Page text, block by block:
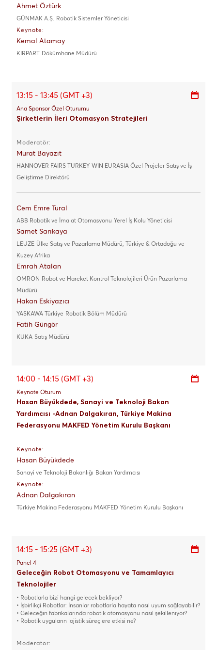
Ahmet Öztürk
GÜNMAK A.Ş. Robotik Sistemler Yöneticisi
Keynote:
Kemal Atamay
KIRPART Dökümhane Müdürü
13:15 - 13:45 (GMT +3)
Ana Sponsor Özel Oturumu
Şirketlerin İleri Otomasyon Stratejileri
Moderatör:
Murat Bayazıt
HANNOVER FAIRS TURKEY WIN EURASIA Özel Projeler Satış ve İş
Geliştirme Direktörü
Cem Emre Tural
ABB Robotik ve İmalat Otomasyonu Yerel İş Kolu Yöneticisi
Samet Sarıkaya
LEUZE Ülke Satış ve Pazarlama Müdürü, Türkiye & Ortadoğu ve
Kuzey Afrika
Emrah Atalan
OMRON
Robot ve Hareket Kontrol Teknolojileri Ürün Pazarlama
Müdürü
Hakan Eskiyazıcı
YASKAWA Türkiye Robotik Bölüm Müdürü
Fatih Güngör
KUKA Satış Müdürü
14:00 - 14:15 (GMT +3)
Keynote Oturum
Hasan Büyükdede, Sanayi ve Teknoloji Bakan
Yardımcısı -Adnan Dalgakıran, Türkiye Makina
Federasyonu MAKFED Yönetim Kurulu Başkanı
Keynote:
Hasan Büyükdede
Sanayi ve Teknoloji Bakanlığı Bakan Yardımcısı
Keynote:
Adnan Dalgakıran
Türkiye Makina Federasyonu MAKFED Yönetim Kurulu Başkanı
14:15 - 15:25 (GMT +3)
Panel 4
Geleceğin Robot Otomasyonu ve Tamamlayıcı
Teknolojiler
• Robotlarla bizi hangi gelecek bekliyor?
• İşbirlikçi Robotlar: İnsanlar robotlarla hayata nasıl uyum sağlayabilir?
• Geleceğin fabrikalarında robotik otomasyonu nasıl şekilleniyor?
• Robotik uyguların lojistik süreçlere etkisi ne?
Moderatör: